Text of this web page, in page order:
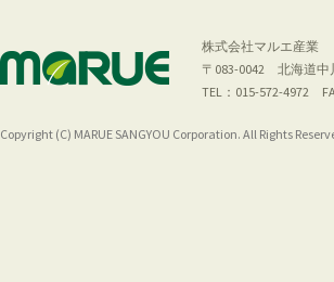
株式会社マルエ産業
〒083-0042 北海道中
TEL：015-572-4972
Copyright (C) MARUE SANGYOU Corporation. All Rights